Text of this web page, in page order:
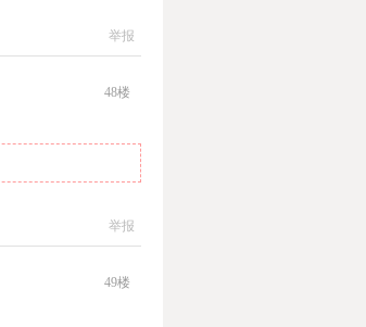
举报
48楼
举报
49楼